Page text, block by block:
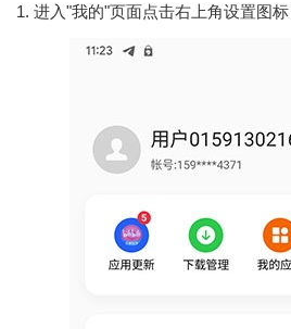
1. 进入"我的"页面点击右上角设置图标